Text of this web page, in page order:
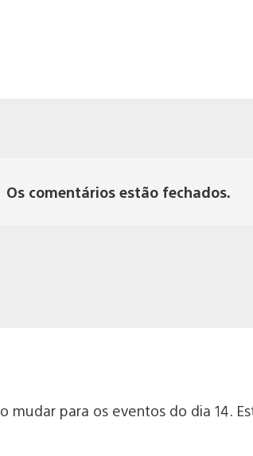
Os comentários estão fechados.
mudar para os eventos do dia 14.